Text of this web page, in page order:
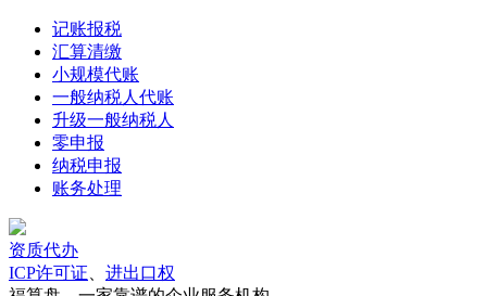
记账报税
汇算清缴
小规模代账
一般纳税人代账
升级一般纳税人
零申报
纳税申报
账务处理
资质代办
ICP许可证
进出口权